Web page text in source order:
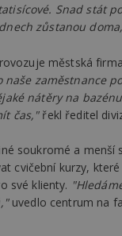
Snad stát
zůstanou
městská
naše zaměstnance
nátěry na
čas,"řekl ředitel
soukromé a
cvičební kurzy,
své klienty.
uvedlo centrum na